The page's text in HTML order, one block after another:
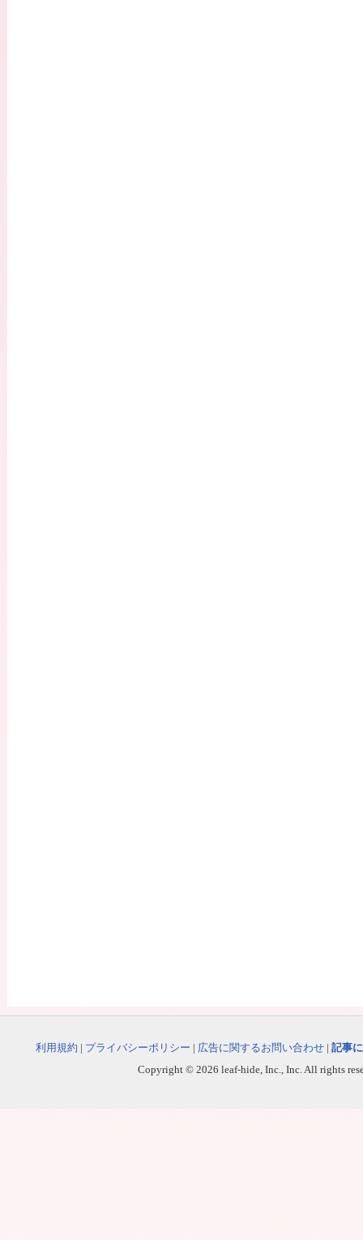
利用規約 | プライバシーポリシー | 広告に関するお問い合わせ | 記事
Copyright © 2026 leaf-hide, Inc., Inc. All rights